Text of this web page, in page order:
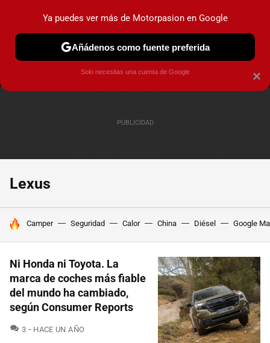
MENÚ NUEVO
COCHES ELÉCTRICOS OBSERVATORIO
Lexus
HOY SE HABLA DE
Camper Seguridad Calor China Diésel Google
Ni Honda ni Toyota. La
marca de coches más fiable
del mundo ha cambiado,
según Consumer Reports
3 COMENTARIOS
HACE UN AÑO
×
Ya puedes ver más de Motorpasion en Google
Añádenos como fuente preferida
Solo necesitas una cuenta de Google